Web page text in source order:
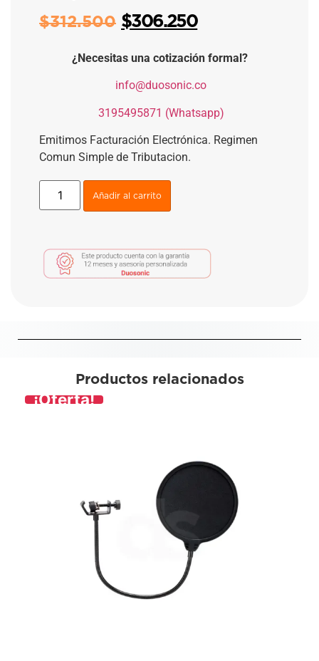
$312.500 $306.250
¿Necesitas una cotización formal?
info@duosonic.co
3195495871 (Whatsapp)
Emitimos Facturación Electrónica. Regimen
Comun Simple de Tributacion.
Añadir al carrito
Productos relacionados
¡Oferta!